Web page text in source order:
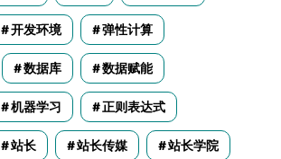
开发环境 弹性计算
数据库 数据赋能
机器学习 正则表达式
站长 站长传媒 站长学院